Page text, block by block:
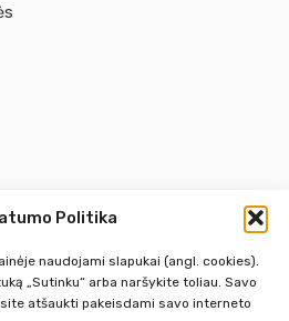
Politika
naudojami slapukai (angl. cookies).
„Sutinku“ arba naršykite toliau. Savo
atšaukti pakeisdami savo interneto